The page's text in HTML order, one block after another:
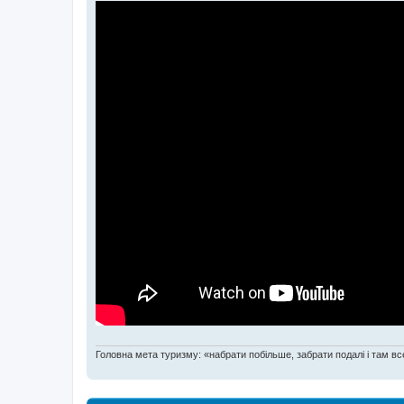
Головна мета туризму: «набрати побільше, забрати подалі і там